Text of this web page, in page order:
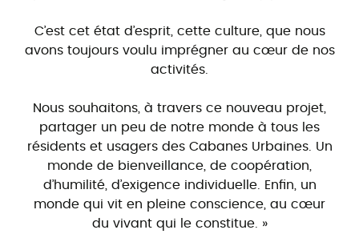
C’est cet état d’esprit, cette culture, que nous
avons toujours voulu imprégner au cœur de nos
activités.
Nous souhaitons, à travers ce nouveau projet,
partager un peu de notre monde à tous les
résidents et usagers des Cabanes Urbaines. Un
monde de bienveillance, de coopération,
d’humilité, d’exigence individuelle. Enfin, un
monde qui vit en pleine conscience, au cœur
du vivant qui le constitue. »